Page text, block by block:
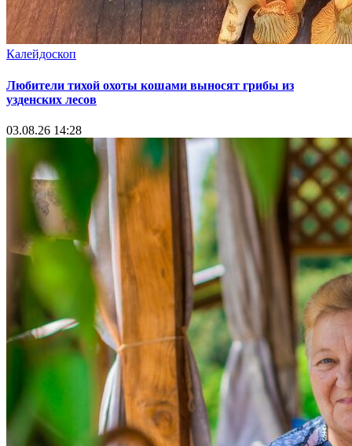
Калейдоскоп
Любители тихой охоты кошами выносят грибы из
узденских лесов
03.08.26 14:28